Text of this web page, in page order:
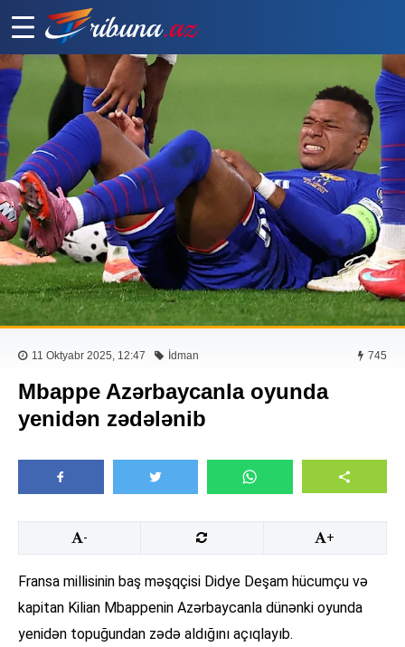
11 Oktyabr 2025, 12:47 İdman 745
Mbappe Azərbaycanla oyunda
yenidən zədələnib
- +
Fransa millisinin baş məşqçisi Didye Deşam hücumçu və
kapitan Kilian Mbappenin Azərbaycanla dünənki oyunda
yenidən topuğundan zədə aldığını açıqlayıb.